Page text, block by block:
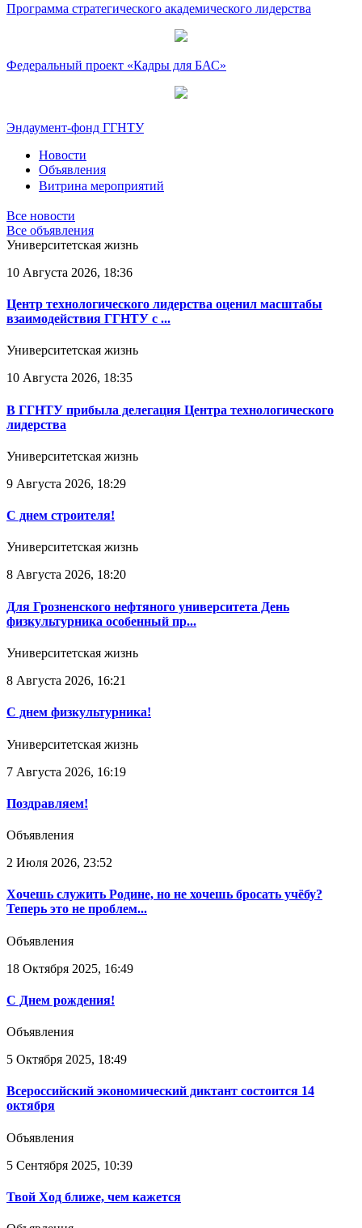
Программа стратегического академического лидерства
Федеральный проект «Кадры для БАС»
Эндаумент-фонд ГГНТУ
Новости
Объявления
Витрина мероприятий
Все новости
Все объявления
Университетская жизнь
10 Августа 2026, 18:36
Центр технологического лидерства оценил масштабы
взаимодействия ГГНТУ с ...
Университетская жизнь
10 Августа 2026, 18:35
В ГГНТУ прибыла делегация Центра технологического
лидерства
Университетская жизнь
9 Августа 2026, 18:29
С днем строителя!
Университетская жизнь
8 Августа 2026, 18:20
Для Грозненского нефтяного университета День
физкультурника особенный пр...
Университетская жизнь
8 Августа 2026, 16:21
С днем физкультурника!
Университетская жизнь
7 Августа 2026, 16:19
Поздравляем!
Объявления
2 Июля 2026, 23:52
Хочешь служить Родине, но не хочешь бросать учёбу?
Теперь это не проблем...
Объявления
18 Октября 2025, 16:49
С Днем рождения!
Объявления
5 Октября 2025, 18:49
Всероссийский экономический диктант состоится 14
октября
Объявления
5 Сентября 2025, 10:39
Твой Ход ближе, чем кажется